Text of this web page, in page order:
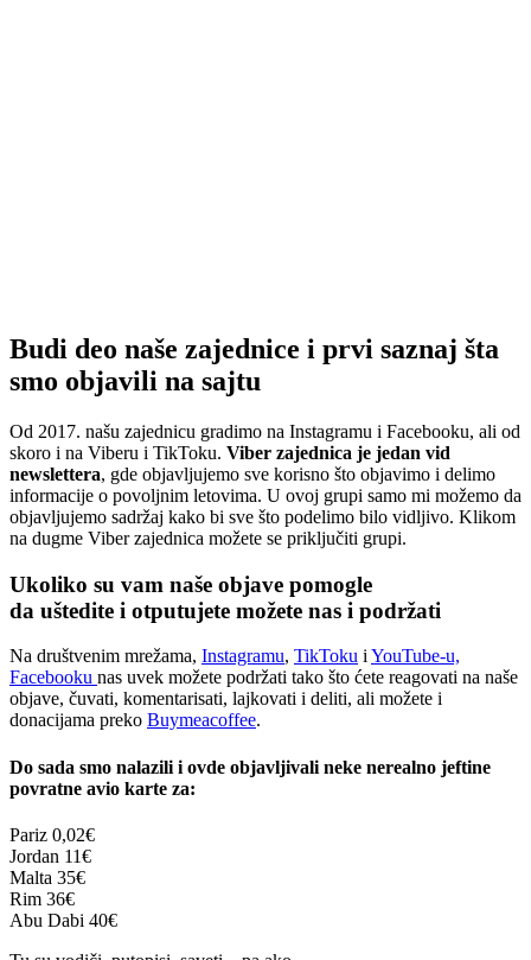
Budi deo naše zajednice i prvi saznaj šta
smo objavili na sajtu
Od 2017. našu zajednicu gradimo na Instagramu i Facebooku, ali od
skoro i na Viberu i TikToku. Viber zajednica je jedan vid
newslettera, gde objavljujemo sve korisno što objavimo i delimo
informacije o povoljnim letovima. U ovoj grupi samo mi možemo da
objavljujemo sadržaj kako bi sve što podelimo bilo vidljivo. Klikom
na dugme Viber zajednica možete se priključiti grupi.
Ukoliko su vam naše objave pomogle
da uštedite i otputujete možete nas i podržati
Na društvenim mrežama, Instagramu, TikToku i YouTube-u,
Facebooku nas uvek možete podržati tako što ćete reagovati na naše
objave, čuvati, komentarisati, lajkovati i deliti, ali možete i
donacijama preko Buymeacoffee.
Do sada smo nalazili i ovde objavljivali neke nerealno jeftine
povratne avio karte za:
Pariz 0,02€
Jordan 11€
Malta 35€
Rim 36€
Abu Dabi 40€